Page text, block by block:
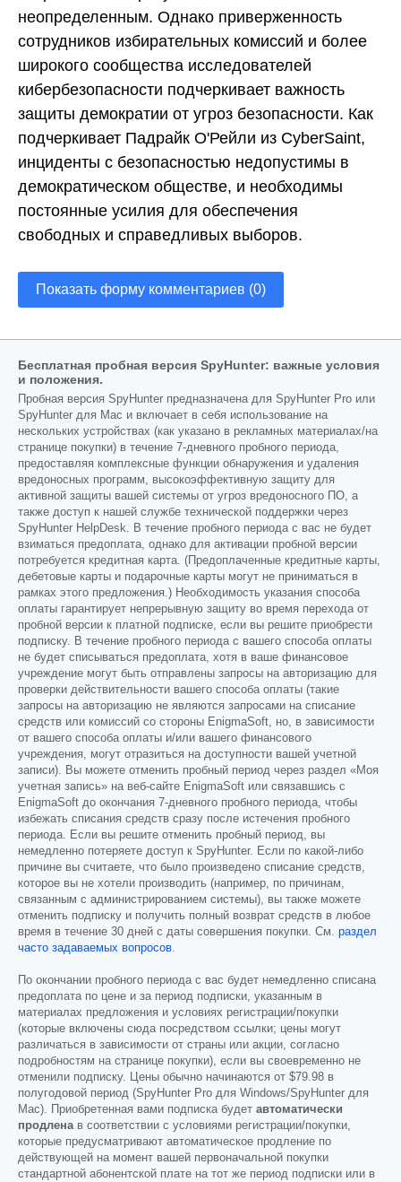
неопределенным. Однако приверженность
сотрудников избирательных комиссий и более
широкого сообщества исследователей
кибербезопасности подчеркивает важность
защиты демократии от угроз безопасности. Как
подчеркивает Падрайк О'Рейли из CyberSaint,
инциденты с безопасностью недопустимы в
демократическом обществе, и необходимы
постоянные усилия для обеспечения
свободных и справедливых выборов.
Показать форму комментариев (0)
Бесплатная пробная версия SpyHunter: важные условия
и положения.
Пробная версия SpyHunter предназначена для SpyHunter Pro или
SpyHunter для Mac и включает в себя использование на
нескольких устройствах (как указано в рекламных материалах/на
странице покупки) в течение 7-дневного пробного периода,
предоставляя комплексные функции обнаружения и удаления
вредоносных программ, высокоэффективную защиту для
активной защиты вашей системы от угроз вредоносного ПО, а
также доступ к нашей службе технической поддержки через
SpyHunter HelpDesk. В течение пробного периода с вас не будет
взиматься предоплата, однако для активации пробной версии
потребуется кредитная карта. (Предоплаченные кредитные карты,
дебетовые карты и подарочные карты могут не приниматься в
рамках этого предложения.) Необходимость указания способа
оплаты гарантирует непрерывную защиту во время перехода от
пробной версии к платной подписке, если вы решите приобрести
подписку. В течение пробного периода с вашего способа оплаты
не будет списываться предоплата, хотя в ваше финансовое
учреждение могут быть отправлены запросы на авторизацию для
проверки действительности вашего способа оплаты (такие
запросы на авторизацию не являются запросами на списание
средств или комиссий со стороны EnigmaSoft, но, в зависимости
от вашего способа оплаты и/или вашего финансового
учреждения, могут отразиться на доступности вашей учетной
записи). Вы можете отменить пробный период через раздел «Моя
учетная запись» на веб-сайте EnigmaSoft или связавшись с
EnigmaSoft до окончания 7-дневного пробного периода, чтобы
избежать списания средств сразу после истечения пробного
периода. Если вы решите отменить пробный период, вы
немедленно потеряете доступ к SpyHunter. Если по какой-либо
причине вы считаете, что было произведено списание средств,
которое вы не хотели производить (например, по причинам,
связанным с администрированием системы), вы также можете
отменить подписку и получить полный возврат средств в любое
время в течение 30 дней с даты совершения покупки. См. раздел
часто задаваемых вопросов
По окончании пробного периода с вас будет немедленно списана
предоплата по цене и за период подписки, указанным в
материалах предложения и условиях регистрации/покупки
(которые включены сюда посредством ссылки; цены могут
различаться в зависимости от страны или акции, согласно
подробностям на странице покупки), если вы своевременно не
отменили подписку. Цены обычно начинаются от $79.98 в
полугодовой период (SpyHunter Pro для Windows/SpyHunter для
Mac). Приобретенная вами подписка будет автоматически
продлена в соответствии с условиями регистрации/покупки,
которые предусматривают автоматическое продление по
действующей на момент вашей первоначальной покупки
стандартной абонентской плате на тот же период подписки или в